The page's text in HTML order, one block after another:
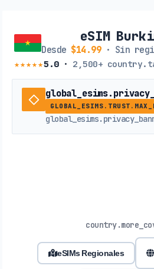
eSIM
Desde $14.99· Sin
★★★★★5.0· 2,500+
eSIMs Regionales